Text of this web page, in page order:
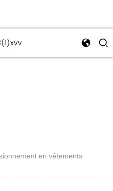
en vêtements